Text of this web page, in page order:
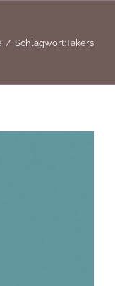
Schlagwort:Takers